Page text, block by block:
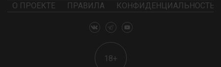
О ПРОЕКТЕ ПРАВИЛА КОНФИДЕНЦИАЛЬНОСТЬ
18+